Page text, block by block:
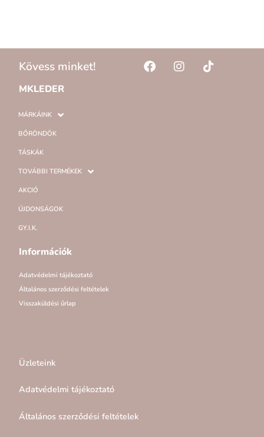
Kövess minket!
MKLEDER
MÁRKÁINK
BŐRÖNDÖK
TÁSKÁK
TOVÁBBI TERMÉKEK
AKCIÓ
ÚJDONSÁGOK
GY.I.K.
Információk
Adatvédelmi tájékoztató
Általános szerződési feltételek
Visszaküldési űrlap
Üzleteink
Adatvédelmi tájékoztató
Általános szerződési feltételek